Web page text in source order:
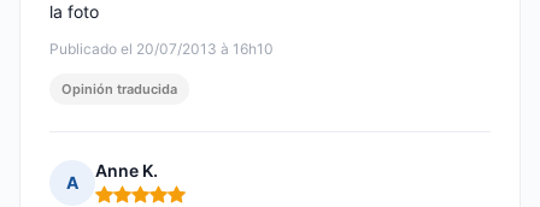
Publicado el 20/07/2013 à 16h10
la foto
Opinión traducida
A
Anne K.